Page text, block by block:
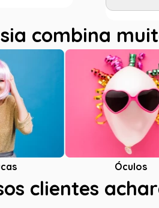
combina
Óculos
clientes